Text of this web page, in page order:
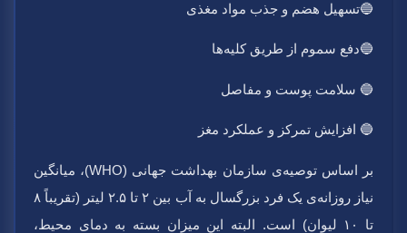
🔵تسهیل هضم و جذب مواد مغذی
🔵دفع سموم از طریق کلیه‌ها
🔵 سلامت پوست و مفاصل
🔵 افزایش تمرکز و عملکرد مغز
بر اساس توصیه‌ی سازمان بهداشت جهانی (WHO)، میانگین
نیاز روزانه‌ی یک فرد بزرگسال به آب بین ۲ تا ۲.۵ لیتر (تقریباً ۸
تا ۱۰ لیوان) است. البته این میزان بسته به دمای محیط،